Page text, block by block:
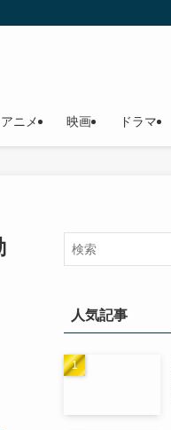
アニメ 映画 ドラマ
人気記事